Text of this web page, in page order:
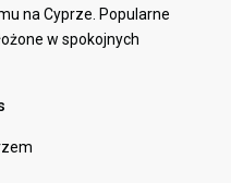
na Cyprze. Popularne
w spokojnych